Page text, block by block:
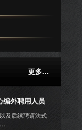
更多…
编外聘用人员
及后续聘请法式